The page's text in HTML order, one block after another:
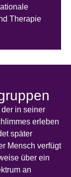
Therapie
der in seiner
erleben
später
Mensch verfügt
über ein
an